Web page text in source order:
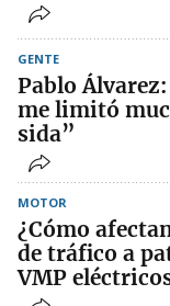
GENTE
Pablo
me limitó
sida”
MOTOR
¿Cómo
de tráfico a
VMP